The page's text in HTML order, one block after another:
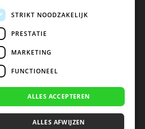
Algemene Voorwaarden
STRIKT NOODZAKELIJK
PRESTATIE
MARKETING
FUNCTIONEEL
ALLES ACCEPTEREN
ALLES AFWIJZEN